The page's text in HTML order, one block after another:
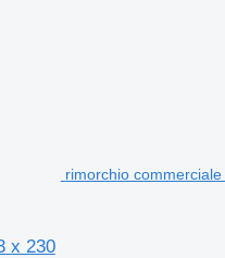
rimorchio
x 230